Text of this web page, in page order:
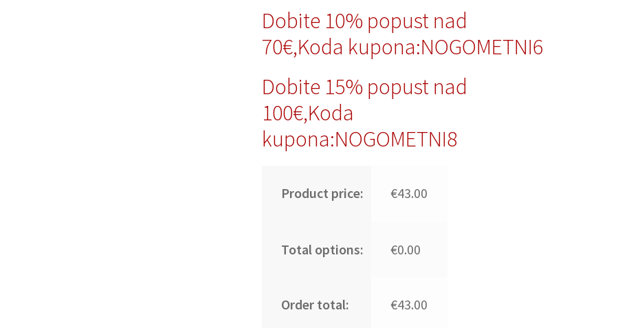
Dobite 10% popust nad
70€,Koda kupona:NOGOMETNI6
Dobite 15% popust nad
100€,Koda
kupona:NOGOMETNI8
Product price: €43.00
Total options: €0.00
Order total: €43.00